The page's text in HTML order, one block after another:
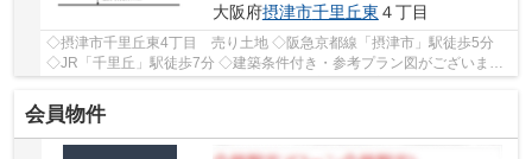
大阪府摂津市千里丘東 ４丁目
◇摂津市千里丘東4丁目 売り土地 ◇阪急京都線「摂津市」駅徒歩5分
◇JR「千里丘」駅徒歩7分 ◇建築条件付き・参考プラン図がございます
◇土地面積約34.56坪(114.28㎡) ◇建ぺい率60％、容...
会員物件